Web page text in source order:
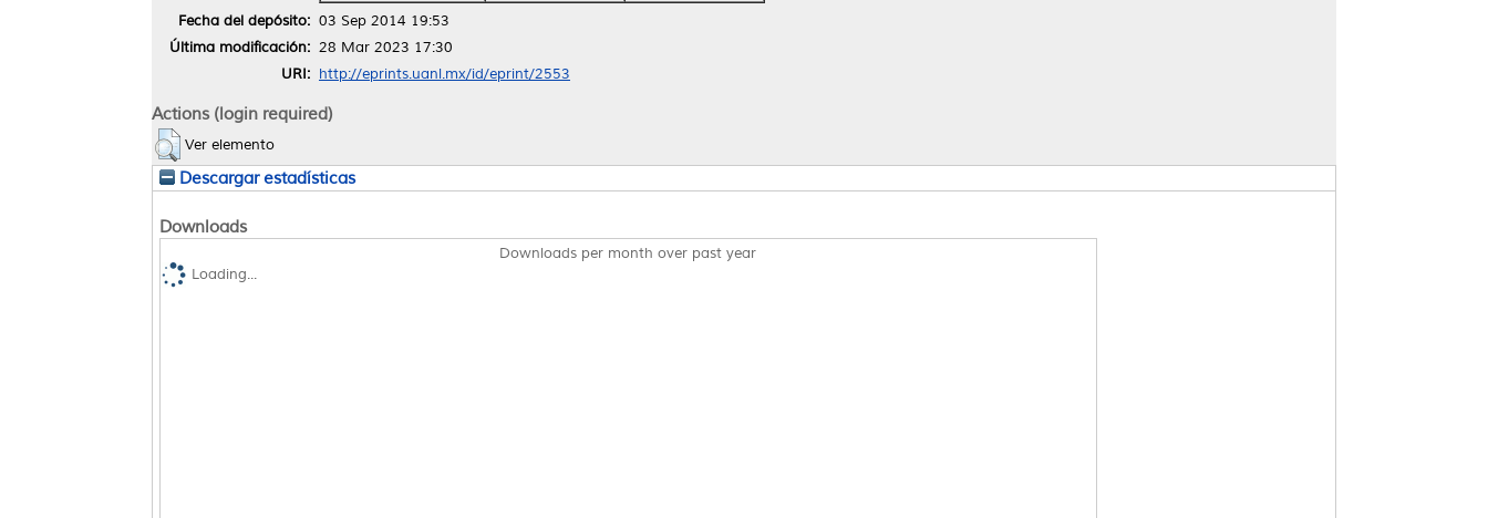
Fecha del depósito: 03 Sep 2014 19:53
Última modificación: 28 Mar 2023 17:30
URI: http://eprints.uanl.mx/id/eprint/2553
Actions (login required)
Ver elemento
Descargar estadísticas
Downloads
Downloads per month over past year
Loading...